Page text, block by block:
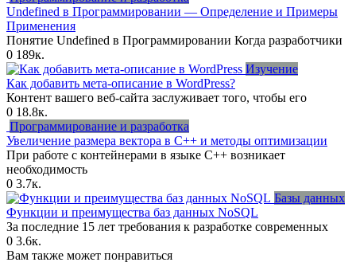
Undefined в Программировании — Определение и Примеры
Применения
Понятие Undefined в Программировании Когда разработчики
0 189к.
Изучение
Как добавить мета-описание в WordPress?
Контент вашего веб-сайта заслуживает того, чтобы его
0 18.8к.
Программирование и разработка
Увеличение размера вектора в C++ и методы оптимизации
При работе с контейнерами в языке C++ возникает
необходимость
0 3.7к.
Базы данных
Функции и преимущества баз данных NoSQL
За последние 15 лет требования к разработке современных
0 3.6к.
Вам также может понравиться